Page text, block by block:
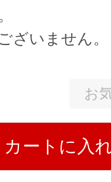
ざいません。
お
カートに入